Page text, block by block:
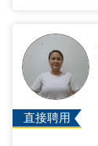
直接聘用